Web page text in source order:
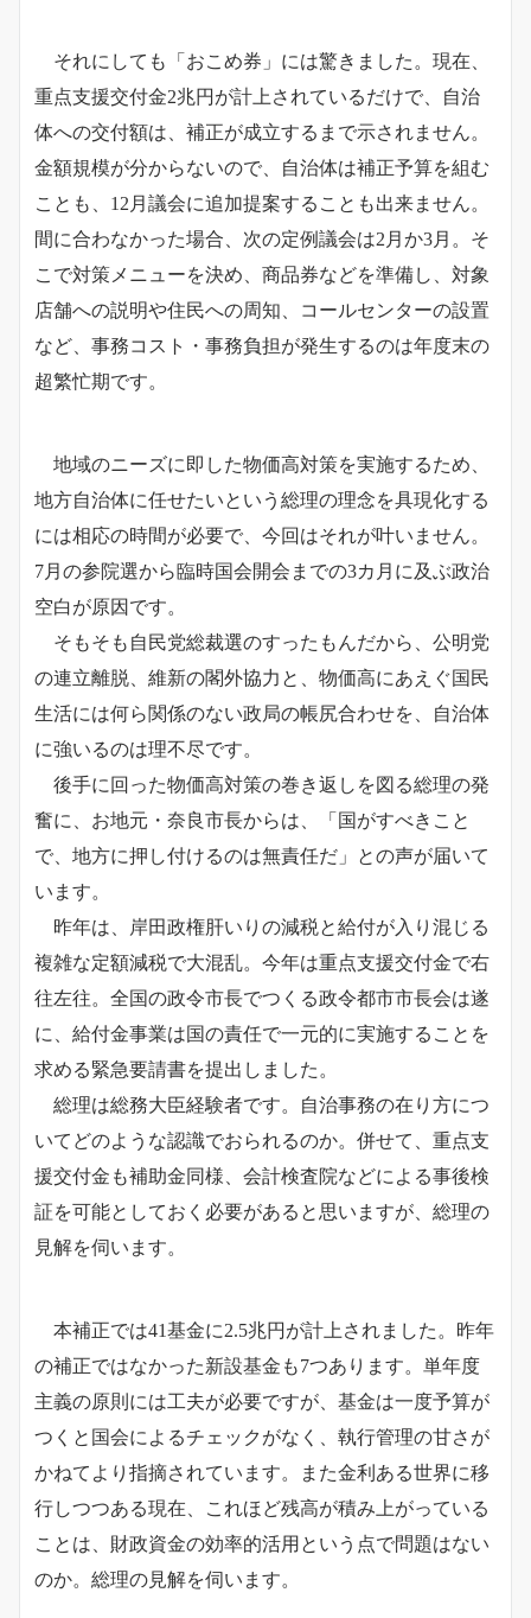
それにしても「おこめ券」には驚きました。現在、
重点支援交付金2兆円が計上されているだけで、自治
体への交付額は、補正が成立するまで示されません。
金額規模が分からないので、自治体は補正予算を組む
ことも、12月議会に追加提案することも出来ません。
間に合わなかった場合、次の定例議会は2月か3月。そ
こで対策メニューを決め、商品券などを準備し、対象
店舗への説明や住民への周知、コールセンターの設置
など、事務コスト・事務負担が発生するのは年度末の
超繁忙期です。
地域のニーズに即した物価高対策を実施するため、
地方自治体に任せたいという総理の理念を具現化する
には相応の時間が必要で、今回はそれが叶いません。
7月の参院選から臨時国会開会までの3カ月に及ぶ政治
空白が原因です。
そもそも自民党総裁選のすったもんだから、公明党
の連立離脱、維新の閣外協力と、物価高にあえぐ国民
生活には何ら関係のない政局の帳尻合わせを、自治体
に強いるのは理不尽です。
後手に回った物価高対策の巻き返しを図る総理の発
奮に、お地元・奈良市長からは、「国がすべきこと
で、地方に押し付けるのは無責任だ」との声が届いて
います。
昨年は、岸田政権肝いりの減税と給付が入り混じる
複雑な定額減税で大混乱。今年は重点支援交付金で右
往左往。全国の政令市長でつくる政令都市市長会は遂
に、給付金事業は国の責任で一元的に実施することを
求める緊急要請書を提出しました。
総理は総務大臣経験者です。自治事務の在り方につ
いてどのような認識でおられるのか。併せて、重点支
援交付金も補助金同様、会計検査院などによる事後検
証を可能としておく必要があると思いますが、総理の
見解を伺います。
本補正では41基金に2.5兆円が計上されました。昨年
の補正ではなかった新設基金も7つあります。単年度
主義の原則には工夫が必要ですが、基金は一度予算が
つくと国会によるチェックがなく、執行管理の甘さが
かねてより指摘されています。また金利ある世界に移
行しつつある現在、これほど残高が積み上がっている
ことは、財政資金の効率的活用という点で問題はない
のか。総理の見解を伺います。